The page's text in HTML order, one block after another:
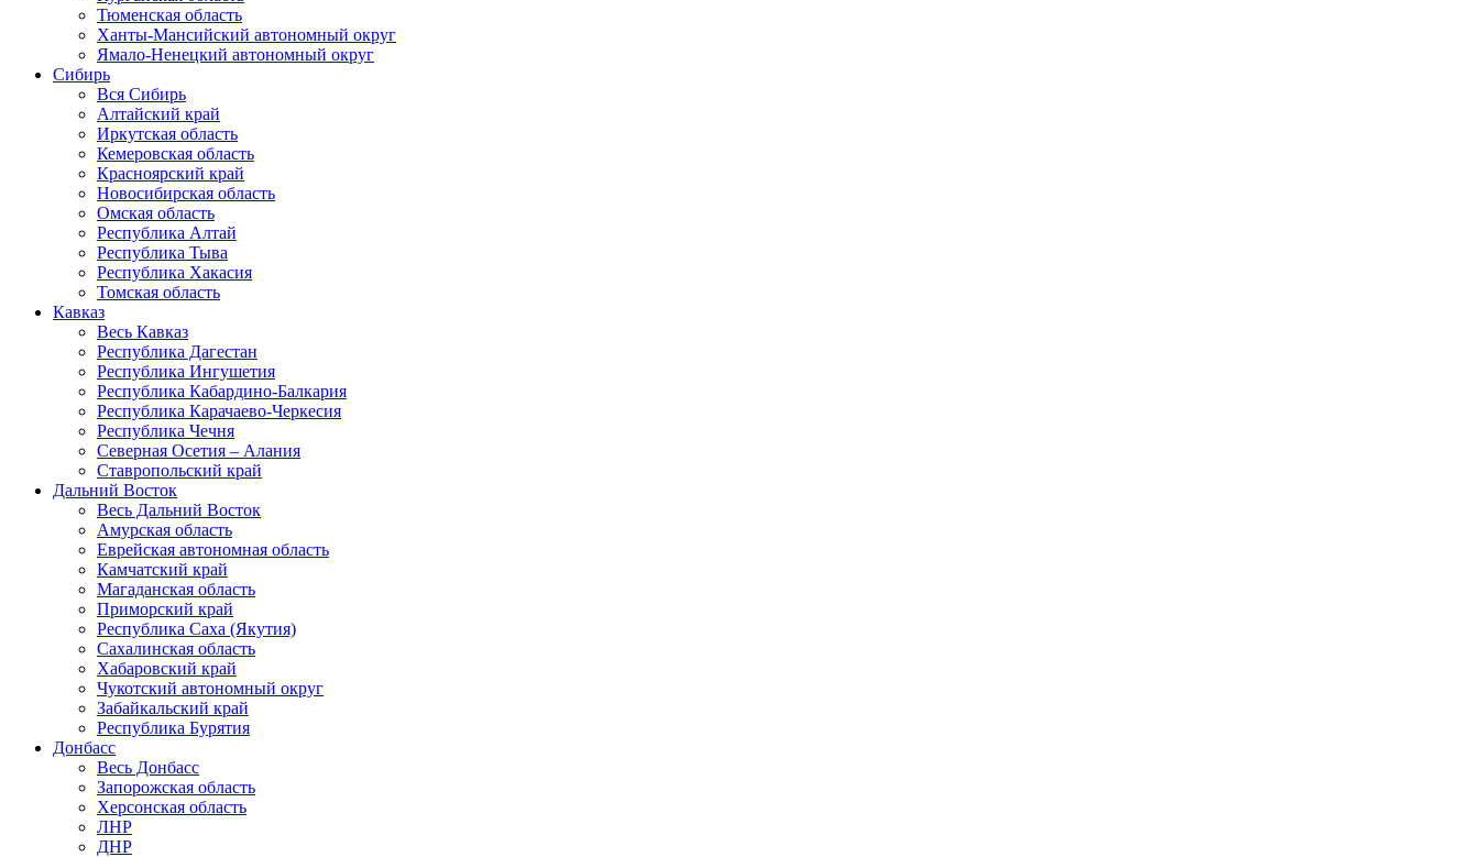
Тюменская область
Ханты-Мансийский автономный округ
Ямало-Ненецкий автономный округ
Сибирь
Вся Сибирь
Алтайский край
Иркутская область
Кемеровская область
Красноярский край
Новосибирская область
Омская область
Республика Алтай
Республика Тыва
Республика Хакасия
Томская область
Кавказ
Весь Кавказ
Республика Дагестан
Республика Ингушетия
Республика Кабардино-Балкария
Республика Карачаево-Черкесия
Республика Чечня
Северная Осетия – Алания
Ставропольский край
Дальний Восток
Весь Дальний Восток
Амурская область
Еврейская автономная область
Камчатский край
Магаданская область
Приморский край
Республика Саха (Якутия)
Сахалинская область
Хабаровский край
Чукотский автономный округ
Забайкальский край
Республика Бурятия
Донбасс
Весь Донбасс
Запорожская область
Херсонская область
ЛНР
ДНР